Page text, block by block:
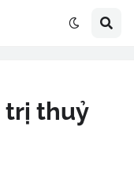
trị thuỷ